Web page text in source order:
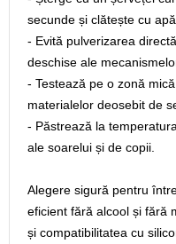
secunde și clătește cu
- Evită pulverizarea
deschise ale
- Testează pe o zonă
materialelor deosebit de
- Păstrează la
ale soarelui și de copii.
Alegere sigură pentru
eficient fără alcool și fără
și compatibilitatea cu